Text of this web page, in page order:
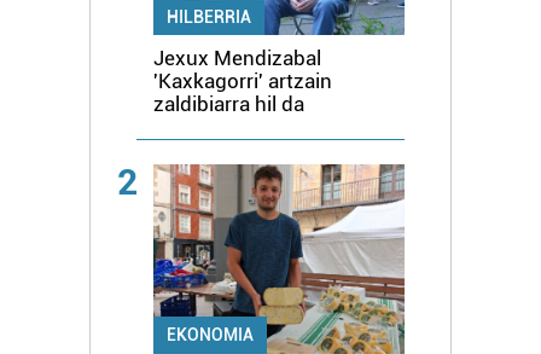
HILBERRIA
Jexux Mendizabal
'Kaxkagorri' artzain
zaldibiarra hil da
2
EKONOMIA